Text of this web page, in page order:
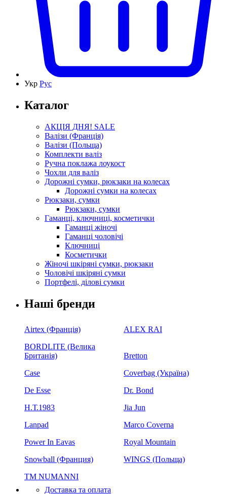
Укр Рус
Каталог
АКЦІЯ ДНЯ! SALE
Валізи (Франція)
Валізи (Польща)
Комплекти валіз
Ручна поклажа лоукост
Чохли для валіз
Дорожні сумки, рюкзаки на колесах
Дорожні сумки на колесах
Рюкзаки, сумки
Рюкзаки, сумки
Гаманці, ключниці, косметички
Гаманці жіночі
Гаманці чоловічі
Ключниці
Косметички
Жіночі шкіряні сумки, рюкзаки
Чоловічі шкіряні сумки
Портфелі, ділові сумки
Наші бренди
Airtex (Франція)
ALEX RAI
BORDLITE (Велика
Британія)
Bretton
Case
Coverbag (Україна)
De Esse
Dr. Bond
H.Т.1983
Jia Jun
Lanpad
Marco Coverna
Power In Eavas
Royal Mountain
Snowball (Франция)
WINGS (Польща)
ТМ NUMANNI
Доставка та оплата